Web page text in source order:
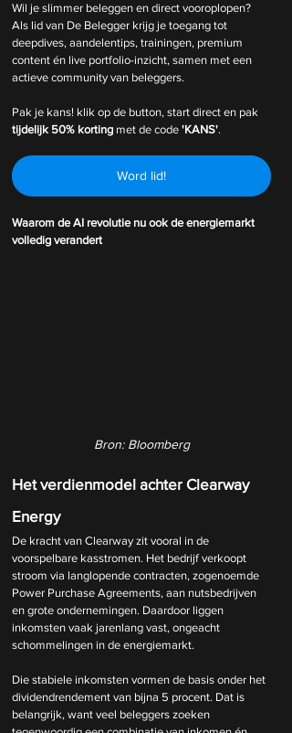
Wil je slimmer beleggen en direct vooroplopen?
Als lid van De Belegger krijg je toegang tot
deepdives, aandelentips, trainingen, premium
content én live portfolio-inzicht, samen met een
actieve community van beleggers.
Pak je kans! klik op de button, start direct en pak
tijdelijk 50% korting met de code 'KANS'.
Word lid!
Waarom de AI revolutie nu ook de energiemarkt
volledig verandert
Bron: Bloomberg
Het verdienmodel achter Clearway
Energy
De kracht van Clearway zit vooral in de
voorspelbare kasstromen. Het bedrijf verkoopt
stroom via langlopende contracten, zogenoemde
Power Purchase Agreements, aan nutsbedrijven
en grote ondernemingen. Daardoor liggen
inkomsten vaak jarenlang vast, ongeacht
schommelingen in de energiemarkt.
Die stabiele inkomsten vormen de basis onder het
dividendrendement van bijna 5 procent. Dat is
belangrijk, want veel beleggers zoeken